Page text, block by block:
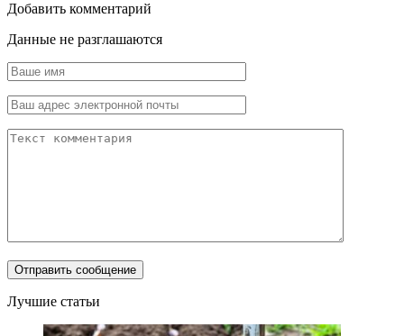
Добавить комментарий
Данные не разглашаются
Лучшие статьи